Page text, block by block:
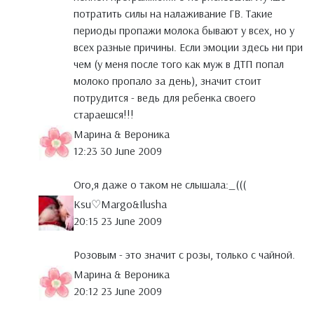
потратить силы на налаживание ГВ. Такие
периоды пропажи молока бывают у всех, но у
всех разные причины. Если эмоции здесь ни при
чем (у меня после того как муж в ДТП попал
молоко пропало за день), значит стоит
потрудится - ведь для ребенка своего
стараешся!!!
Марина & Вероника
12:23 30 June 2009
Ого,я даже о таком не слышала:_(((
Ksu♡Margo&Ilusha
20:15 23 June 2009
Розовым - это значит с розы, только с чайной.
Марина & Вероника
20:12 23 June 2009